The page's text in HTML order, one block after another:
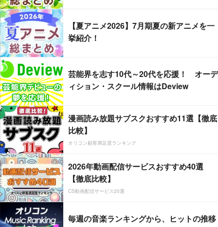
【夏アニメ2026】7月期夏の新アニメを一
挙紹介！
芸能界を志す10代～20代を応援！ オーデ
ィション・スクール情報はDeview
漫画読み放題サブスクおすすめ11選【徹底
比較】
オリコン顧客満足度ランキング
2026年動画配信サービスおすすめ40選
【徹底比較】
CS動画配信サービス20選
毎週の音楽ランキングから、ヒットの推移